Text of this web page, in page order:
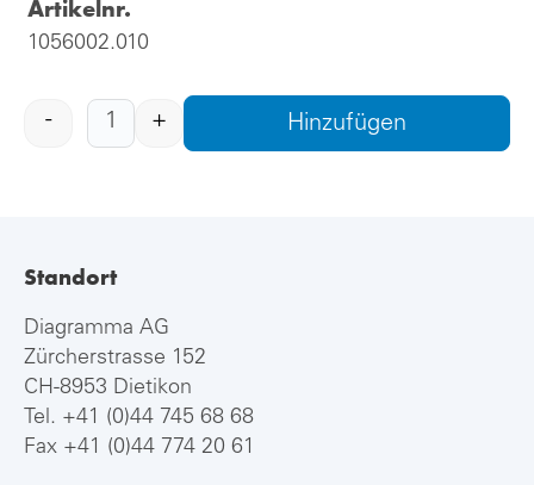
Artikelnr.
1056002.010
- + Hinzufügen
Standort
Diagramma AG
Zürcherstrasse 152
CH-8953 Dietikon
Tel. +41 (0)44 745 68 68
Fax +41 (0)44 774 20 61